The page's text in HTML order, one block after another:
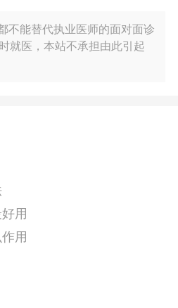
不能替代执业医师的面对面诊
就医，本站不承担由此引起
用
用